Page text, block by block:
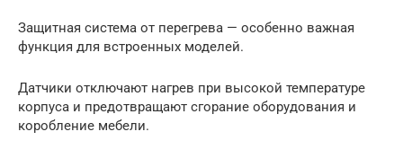
Защитная система от перегрева — особенно важная
функция для встроенных моделей.
Датчики отключают нагрев при высокой температуре
корпуса и предотвращают сгорание оборудования и
коробление мебели.